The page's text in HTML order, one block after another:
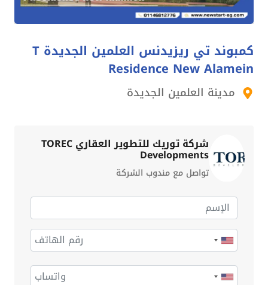
كمبوند تي ريزيدنس العلمين الجديدة T
Residence New Alamein
مدينة العلمين الجديدة
شركة توريك للتطوير العقاري TOREC
Developments
تواصل مع مندوب الشركة